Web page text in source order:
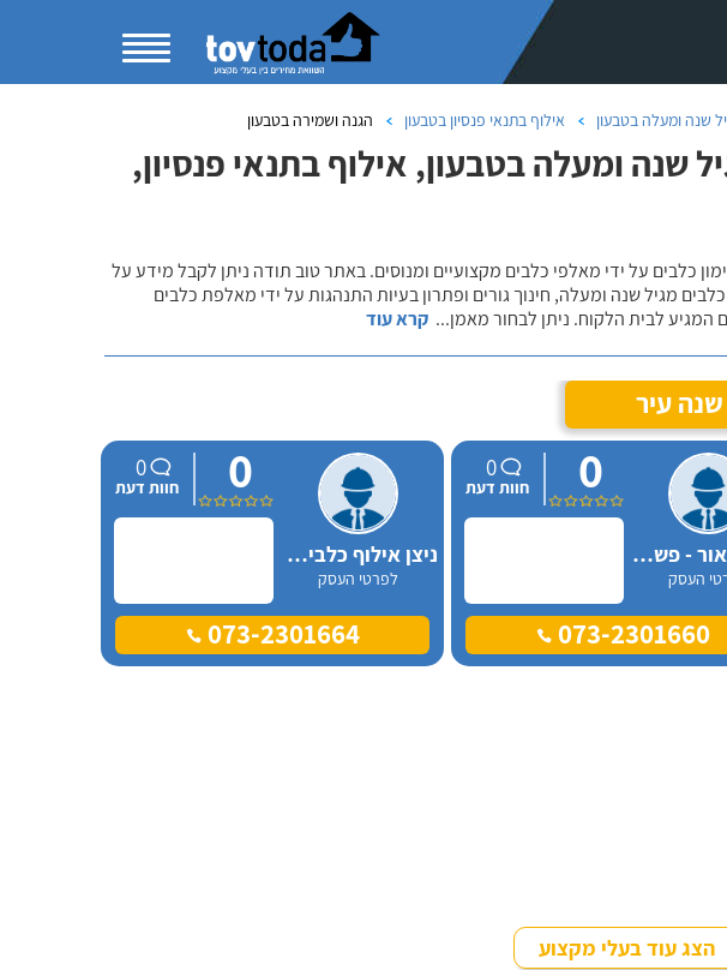
שנה ומעלה בטבעון אילוף בתנאי פנסיון בטבעון הגנה ושמירה בטבעון
שנה ומעלה בטבעון, אילוף בתנאי פנסיון,
כלבים על ידי מאלפי כלבים מקצועיים ומנוסים. באתר טוב תודה ניתן לקבל מידע על
מגיל שנה ומעלה, חינוך גורים ופתרון בעיות התנהגות על ידי מאלפת כלבים
המגיע לבית הלקוח. ניתן לבחור מאמן... קרא עוד
שנה עיר
איילה נאור - פשוט מאלפת בחיפה
העסק
0
0
חוות דעת
073-2301660
ניצן אילוף כלבים על הכנרת
לפרטי העסק
0
0
חוות דעת
073-2301664
הצג עוד בעלי מקצוע